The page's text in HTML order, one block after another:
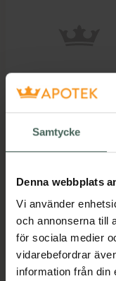
Samtycke
Denna webbplats
Vi använder
och annonserna till
för sociala medier
vidarebefordrar
information från din
5 av 5 i omdöme
L-Mesitran
Salva
Medicinsk honung
199 kr
KöpL-